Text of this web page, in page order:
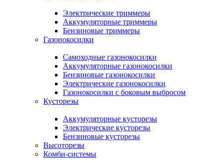
Электрические триммеры
Аккумуляторные триммеры
Бензиновые триммеры
Газонокосилки
Самоходные газонокосилки
Аккумуляторные газонокосилки
Бензиновые газонокосилки
Электрические газонокосилки
Газонокосилки с боковым выбросом
Кусторезы
Аккумуляторные кусторезы
Электрические кусторезы
Бензиновые кусторезы
Высоторезы
Комби-системы